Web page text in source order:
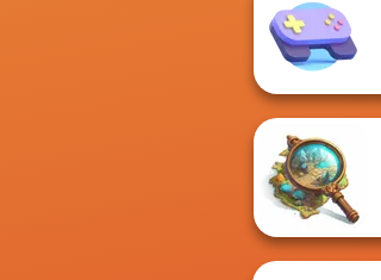
The Impossible
Quiz Classic